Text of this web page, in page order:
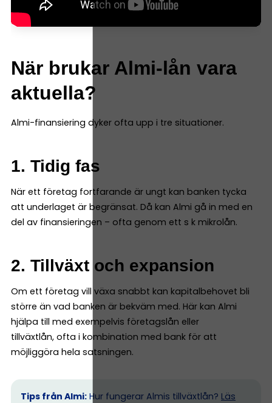
När brukar Almi-lån vara
aktuella?
Almi-finansiering dyker ofta upp i tre situationer.
1. Tidig fas
När ett företag fortfarande är ungt kan banken tycka
att underlaget är begränsat. Då kan Almi gå in med en
del av finansieringen – ofta genom ett s k mikrolån.
2. Tillväxt och expansion
Om ett företag vill växa snabbt kan kapitalbehovet bli
större än vad banken är bekväm med. Här kan Almi
hjälpa till med exempelvis företagslån eller
tillväxtlån, ofta i kombination med bank för att
möjliggöra hela satsningen.
Tips från Almi: Hur fungerar Almis tillväxtlån? Läs